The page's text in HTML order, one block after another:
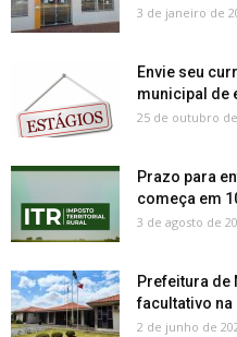
3 de janeiro de
Envie seu
municipal de
25 de outubro
Prazo para
começa em
3 de agosto de
Prefeitura de
facultativo na
2 de junho de